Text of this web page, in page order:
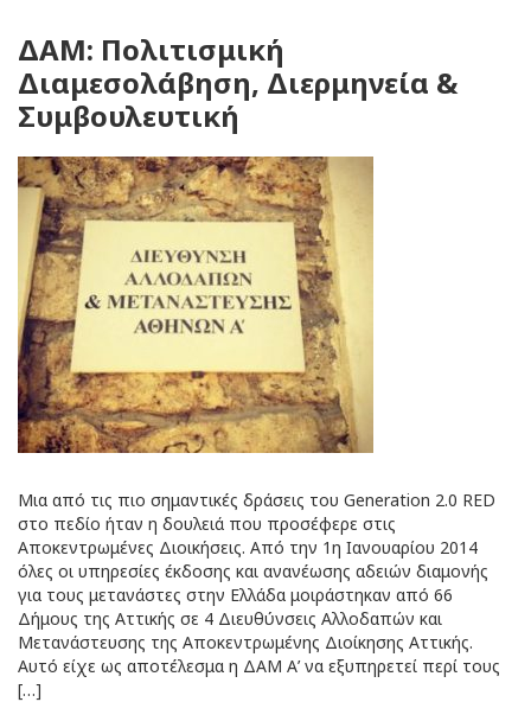
ΔΑΜ: Πολιτισμική
Διαμεσολάβηση, Διερμηνεία &
Συμβουλευτική
Μια από τις πιο σημαντικές δράσεις του Generation 2.0 RED
στο πεδίο ήταν η δουλειά που προσέφερε στις
Αποκεντρωμένες Διοικήσεις. Από την 1η Ιανουαρίου 2014
όλες οι υπηρεσίες έκδοσης και ανανέωσης αδειών διαμονής
για τους μετανάστες στην Ελλάδα μοιράστηκαν από 66
Δήμους της Αττικής σε 4 Διευθύνσεις Αλλοδαπών και
Μετανάστευσης της Αποκεντρωμένης Διοίκησης Αττικής.
Αυτό είχε ως αποτέλεσμα η ΔΑΜ Α’ να εξυπηρετεί περί τους
[…]